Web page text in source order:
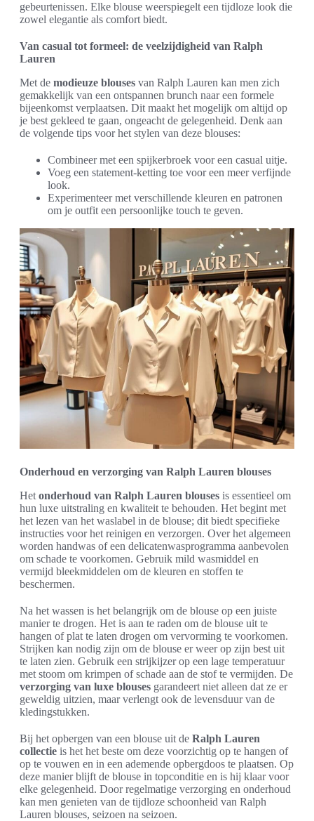
gebeurtenissen. Elke blouse weerspiegelt een tijdloze look die
zowel elegantie als comfort biedt.
Van casual tot formeel: de veelzijdigheid van Ralph
Lauren
Met de modieuze blouses van Ralph Lauren kan men zich
gemakkelijk van een ontspannen brunch naar een formele
bijeenkomst verplaatsen. Dit maakt het mogelijk om altijd op
je best gekleed te gaan, ongeacht de gelegenheid. Denk aan
de volgende tips voor het stylen van deze blouses:
Combineer met een spijkerbroek voor een casual uitje.
Voeg een statement-ketting toe voor een meer verfijnde
look.
Experimenteer met verschillende kleuren en patronen
om je outfit een persoonlijke touch te geven.
Onderhoud en verzorging van Ralph Lauren blouses
Het onderhoud van Ralph Lauren blouses is essentieel om
hun luxe uitstraling en kwaliteit te behouden. Het begint met
het lezen van het waslabel in de blouse; dit biedt specifieke
instructies voor het reinigen en verzorgen. Over het algemeen
worden handwas of een delicatenwasprogramma aanbevolen
om schade te voorkomen. Gebruik mild wasmiddel en
vermijd bleekmiddelen om de kleuren en stoffen te
beschermen.
Na het wassen is het belangrijk om de blouse op een juiste
manier te drogen. Het is aan te raden om de blouse uit te
hangen of plat te laten drogen om vervorming te voorkomen.
Strijken kan nodig zijn om de blouse er weer op zijn best uit
te laten zien. Gebruik een strijkijzer op een lage temperatuur
met stoom om krimpen of schade aan de stof te vermijden. De
verzorging van luxe blouses garandeert niet alleen dat ze er
geweldig uitzien, maar verlengt ook de levensduur van de
kledingstukken.
Bij het opbergen van een blouse uit de Ralph Lauren
collectie is het het beste om deze voorzichtig op te hangen of
op te vouwen en in een ademende opbergdoos te plaatsen. Op
deze manier blijft de blouse in topconditie en is hij klaar voor
elke gelegenheid. Door regelmatige verzorging en onderhoud
kan men genieten van de tijdloze schoonheid van Ralph
Lauren blouses, seizoen na seizoen.